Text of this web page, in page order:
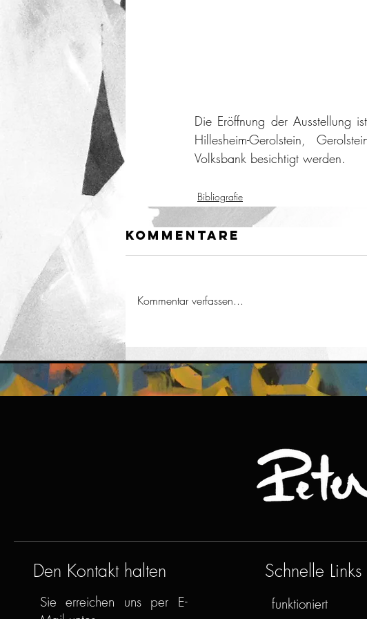
Die Eröffnung der
Hillesheim-Gerolstein,
Volksbank besichtigt werden.
Bibliografie
Kommentare
Kommentar verfassen...
Den Kontakt halten
Sie erreichen uns per E-
Schnelle Links
funktioniert